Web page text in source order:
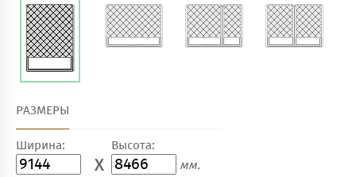
РАЗМЕРЫ
Ширина:
X
Высота:
мм.